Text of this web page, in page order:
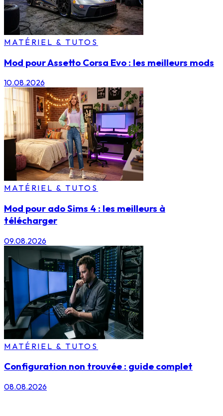
MATÉRIEL & TUTOS
Mod pour Assetto Corsa Evo : les meilleurs mods
10.08.2026
MATÉRIEL & TUTOS
Mod pour ado Sims 4 : les meilleurs à
télécharger
09.08.2026
MATÉRIEL & TUTOS
Configuration non trouvée : guide complet
08.08.2026